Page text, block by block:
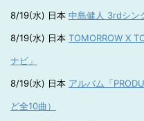
8/19(水) 日本 中島健人 3rdシン
8/19(水) 日本 TOMORROW X
ナビ」
8/19(水) 日本 アルバム「
ど全10曲）